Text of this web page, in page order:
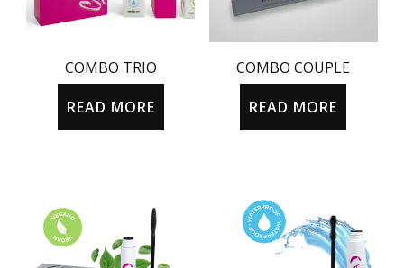
COMBO TRIO
READ MORE
COMBO COUPLE
READ MORE